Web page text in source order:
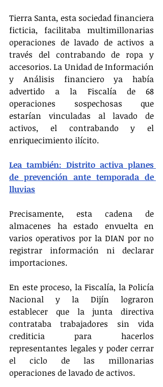
Tierra Santa, esta sociedad financiera
ficticia, facilitaba multimillonarias
operaciones de lavado de activos a
través del contrabando de ropa y
accesorios. La Unidad de Información
y Análisis financiero ya había
advertido a la Fiscalía de 68
operaciones sospechosas que
estarían vinculadas al lavado de
activos, el contrabando y el
enriquecimiento ilícito.
Lea también: Distrito activa planes
de prevención ante temporada de
lluvias
Precisamente, esta cadena de
almacenes ha estado envuelta en
varios operativos por la DIAN por no
registrar información ni declarar
importaciones.
En este proceso, la Fiscalía, la Policía
Nacional y la Dijín lograron
establecer que la junta directiva
contrataba trabajadores sin vida
crediticia para hacerlos
representantes legales y poder cerrar
el ciclo de las millonarias
operaciones de lavado de activos.